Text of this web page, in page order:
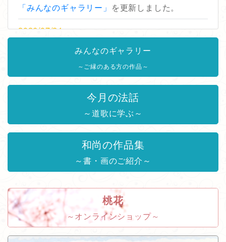
「みんなのギャラリー」 を更新しました。
2026/07/24
を更新しました。
「東光寺だより」を更新しました。
「東光寺だより」を更新しました。
「東光寺だより」を更新しました。
2026/05/23
「東光寺だより」を更新しました。
みんなのギャラリー
～ご縁のある方の作品～
今月の法話
～道歌に学ぶ～
和尚の作品集
～書・画のご紹介～
桃花
～オンラインショップ～